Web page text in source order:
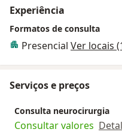
Experiência
Formatos de consulta
Presencial Ver locais
Serviços e preços
Consulta neurocirurgia
Consultar valores